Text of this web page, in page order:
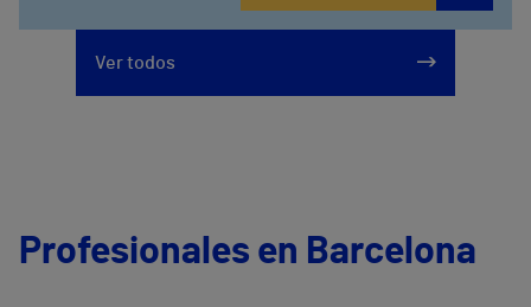
Ver todos
Profesionales en Barcelona